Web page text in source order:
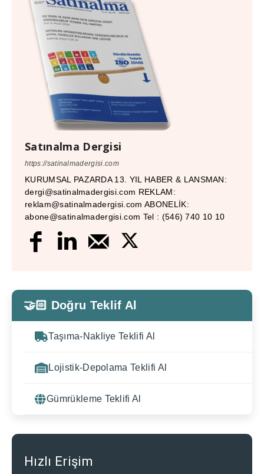
Satınalma Dergisi
https://satinalmadergisi.com
KURUMSAL PAZARDA 13. YIL HABER & LANSMAN:
dergi@satinalmadergisi.com REKLAM:
reklam@satinalmadergisi.com ABONELİK:
abone@satinalmadergisi.com Tel : (546) 740 10 10
🤝🏻 Doğru Teklif Al
Taşıma-Nakliye Teklifi Al
Lojistik-Depolama Teklifi Al
Gümrükleme Teklifi Al
Hızlı Erişim